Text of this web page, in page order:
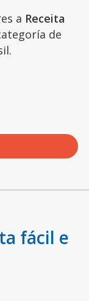
a Receita
de
fácil e